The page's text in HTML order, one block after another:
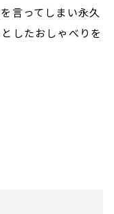
言ってしまい永久
したおしゃべりを